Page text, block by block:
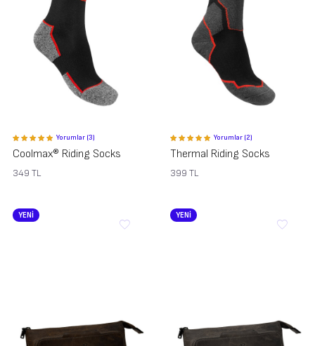
Yorumlar (3)
Coolmax® Riding Socks
349 TL
Yorumlar (2)
Thermal Riding Socks
399 TL
YENİ YENİ